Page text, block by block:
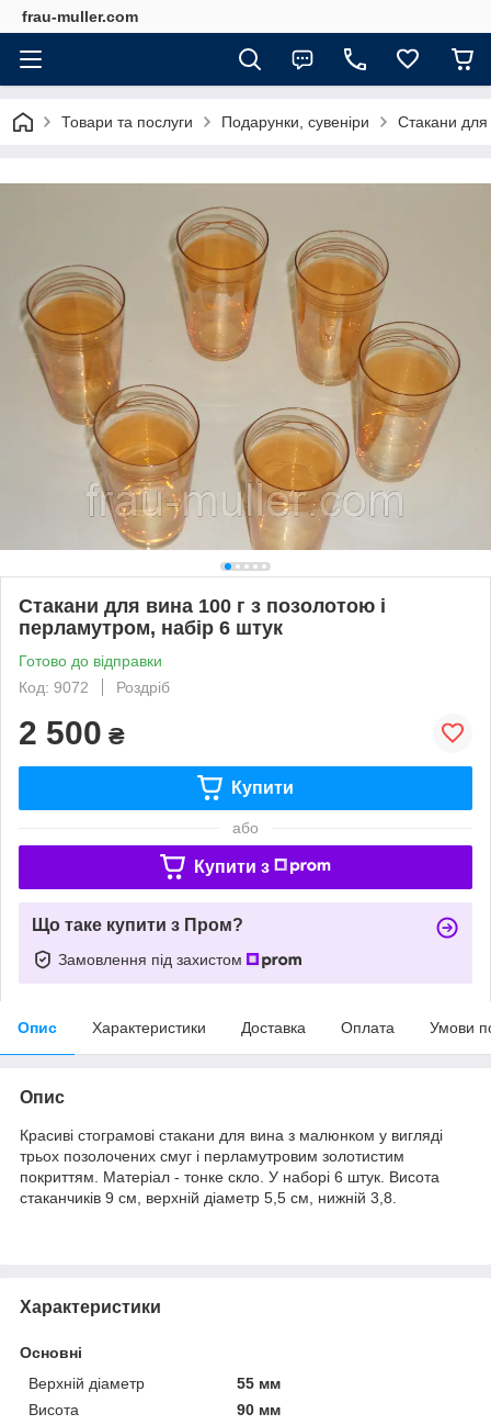
frau-muller.com
Товари та послуги Подарунки, сувеніри Стакани для
Стакани для вина 100 г з позолотою і
перламутром, набір 6 штук
Готово до відправки
Код: 9072
Роздріб
2 500 ₴
Купити
або
Купити з
Що таке купити з Пром?
Замовлення під захистом
Опис Характеристики Доставка Оплата Умови
Опис
Красиві стограмові стакани для вина з малюнком у вигляді
трьох позолочених смуг і перламутровим золотистим
покриттям. Матеріал - тонке скло. У наборі 6 штук. Висота
стаканчиків 9 см, верхній діаметр 5,5 см, нижній 3,8.
Характеристики
Основні
Верхній діаметр
55 мм
Висота
90 мм